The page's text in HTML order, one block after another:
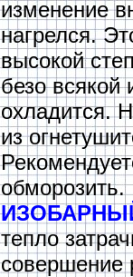
изменение
нагрелся.
высокой
безо всякой
охладится.
из
обморозить.
тепло
совершение